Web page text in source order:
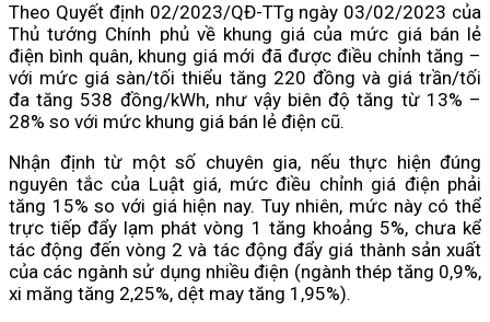
Theo Quyết định 02/2023/QĐ-TTg ngày 03/02/2023 của
Thủ tướng Chính phủ về khung giá của mức giá bán lẻ
điện bình quân, khung giá mới đã được điều chỉnh tăng –
với mức giá sàn/tối thiểu tăng 220 đồng và giá trần/tối
đa tăng 538 đồng/kWh, như vậy biên độ tăng từ 13% –
28% so với mức khung giá bán lẻ điện cũ.
Nhận định từ một số chuyên gia, nếu thực hiện đúng
nguyên tắc của Luật giá, mức điều chỉnh giá điện phải
tăng 15% so với giá hiện nay. Tuy nhiên, mức này có thể
trực tiếp đẩy lạm phát vòng 1 tăng khoảng 5%, chưa kể
tác động đến vòng 2 và tác động đẩy giá thành sản xuất
của các ngành sử dụng nhiều điện (ngành thép tăng 0,9%,
xi măng tăng 2,25%, dệt may tăng 1,95%).